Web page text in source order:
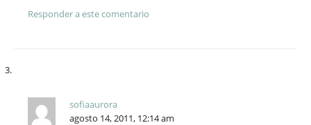
Responder a este comentario
sofiaaurora
agosto 14, 2011, 12:14 am